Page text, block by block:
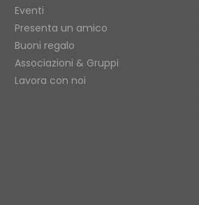
Eventi
Presenta un amico
Buoni regalo
Associazioni & Gruppi
Lavora con noi